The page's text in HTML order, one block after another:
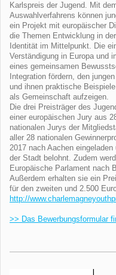
Karlspreis der Jugend. Mit
Auswahlverfahrens können
ein Projekt mit europäischer
die Themen Entwicklung in
Identität im Mittelpunkt. Die
Verständigung in Europa und
eines gemeinsamen
Integration fördern, den
und ihnen praktische
als Gemeinschaft aufzeigen.
Die drei Preisträger des
einer europäischen Jury aus
nationalen Jurys der
aller 28 nationalen
2017 nach Aachen
der Stadt belohnt. Zudem
Europäische Parlament nach
Außerdem erhalten sie ein
für den zweiten und 2.500
http://
>> Das Bewerbungsformular